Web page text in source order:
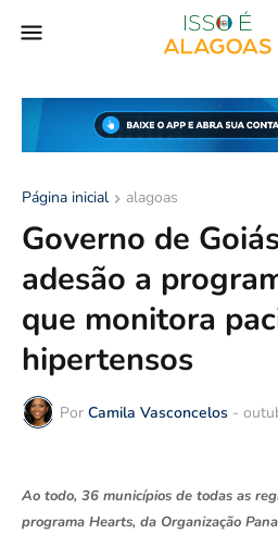
Página inicial alagoas
Governo de
adesão a
que monitora
hipertensos
Por Camila Vasconcelos -
Ao todo, 36 municípios de todas as
programa Hearts, da Organização